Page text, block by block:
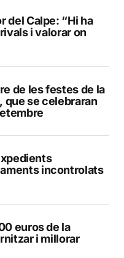
del Calpe: “Hi ha
i valorar on
de les festes de la
que se celebraran
incontrolats
euros de la
i millorar